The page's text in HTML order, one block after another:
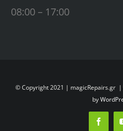
08:00 – 17:00
© Copyright 2021 | magicRepairs.gr |
by